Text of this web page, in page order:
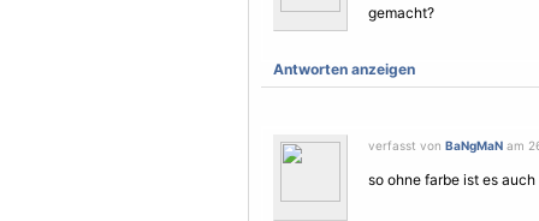
gemacht?
Antworten anzeigen
verfasst von BaNgMaN am
so ohne farbe ist es